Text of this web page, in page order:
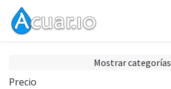
Mostrar categorías
Precio